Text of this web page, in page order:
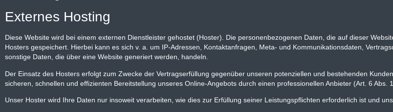
Externes Hosting
Diese Website wird bei einem externen Dienstleister gehostet (Hoster). Die personenbezogenen Daten, die auf dieser
Hosters gespeichert. Hierbei kann es sich v. a. um IP-Adressen, Kontaktanfragen, Meta- und Kommunikationsdaten,
sonstige Daten, die über eine Website generiert werden, handeln.
Der Einsatz des Hosters erfolgt zum Zwecke der Vertragserfüllung gegenüber unseren potenziellen und bestehenden
sicheren, schnellen und effizienten Bereitstellung unseres Online-Angebots durch einen professionellen Anbieter (Art. 6 Abs. 1
Unser Hoster wird Ihre Daten nur insoweit verarbeiten, wie dies zur Erfüllung seiner Leistungspflichten erforderlich ist und